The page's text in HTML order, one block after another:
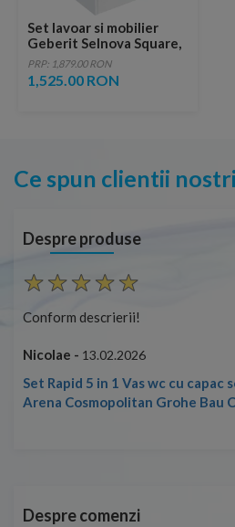
Set lavoar si mobilier
Geberit Selnova Square,
45x34x70 cm, alb mat
PRP: 1,879.00 RON
1,525.00 RON
Ce spun clientii nostri
Despre produse
Conform descrierii!
Nicolae - 13.02.2026
Set Rapid 5 in 1 Vas wc cu capac
Arena Cosmopolitan Grohe Bau
Despre comenzi